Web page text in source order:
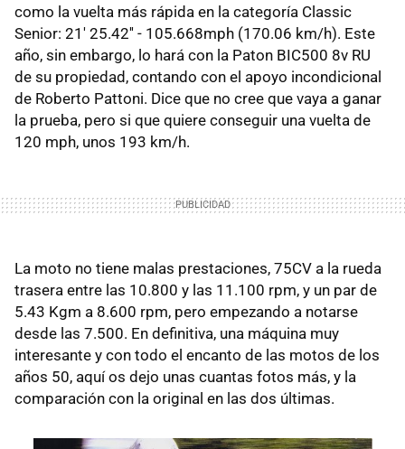
como la vuelta más rápida en la categoría Classic
Senior: 21' 25.42'' - 105.668mph (170.06 km/h). Este
año, sin embargo, lo hará con la Paton BIC500 8v RU
de su propiedad, contando con el apoyo incondicional
de Roberto Pattoni. Dice que no cree que vaya a ganar
la prueba, pero si que quiere conseguir una vuelta de
120 mph, unos 193 km/h.
La moto no tiene malas prestaciones, 75CV a la rueda
trasera entre las 10.800 y las 11.100 rpm, y un par de
5.43 Kgm a 8.600 rpm, pero empezando a notarse
desde las 7.500. En definitiva, una máquina muy
interesante y con todo el encanto de las motos de los
años 50, aquí os dejo unas cuantas fotos más, y la
comparación con la original en las dos últimas.